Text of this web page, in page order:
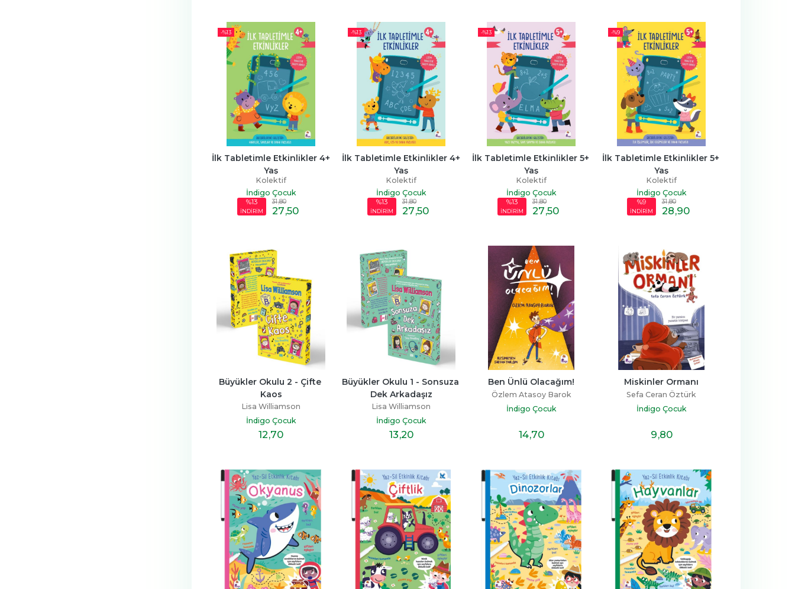
-%13
İlk Tabletimle Etkinlikler 4+
Yaş
Kolektif
İndigo Çocuk
%13
İNDİRİM
31,80
27,50
-%13
İlk Tabletimle Etkinlikler 4+
Yaş
Kolektif
İndigo Çocuk
%13
İNDİRİM
31,80
27,50
-%13
İlk Tabletimle Etkinlikler 5+
Yaş
Kolektif
İndigo Çocuk
%13
İNDİRİM
31,80
27,50
-%9
İlk Tabletimle Etkinlikler 5+
Yaş
Kolektif
İndigo Çocuk
%9
İNDİRİM
31,80
28,90
Büyükler Okulu 2 - Çifte
Kaos
Lisa Williamson
İndigo Çocuk
12,70
Büyükler Okulu 1 - Sonsuza
Dek Arkadaşız
Lisa Williamson
İndigo Çocuk
13,20
Ben Ünlü Olacağım!
Özlem Atasoy Barok
İndigo Çocuk
14,70
Miskinler Ormanı
Sefa Ceran Öztürk
İndigo Çocuk
9,80